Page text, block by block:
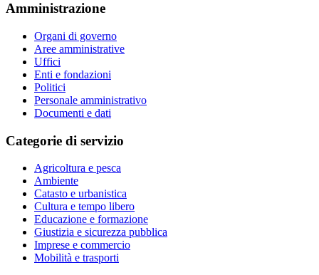
Amministrazione
Organi di governo
Aree amministrative
Uffici
Enti e fondazioni
Politici
Personale amministrativo
Documenti e dati
Categorie di servizio
Agricoltura e pesca
Ambiente
Catasto e urbanistica
Cultura e tempo libero
Educazione e formazione
Giustizia e sicurezza pubblica
Imprese e commercio
Mobilità e trasporti